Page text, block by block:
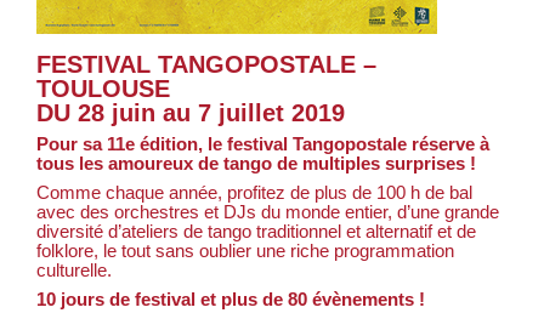
FESTIVAL TANGOPOSTALE –
TOULOUSE
DU 28 juin au 7 juillet 2019
Pour sa 11e édition, le festival Tangopostale réserve à
tous les amoureux de tango de multiples surprises !
Comme chaque année, profitez de plus de 100 h de bal
avec des orchestres et DJs du monde entier, d’une grande
diversité d’ateliers de tango traditionnel et alternatif et de
folklore, le tout sans oublier une riche programmation
culturelle.
10 jours de festival et plus de 80 évènements !